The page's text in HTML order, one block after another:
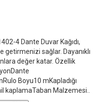
4 Dante Duvar Kağıdı,
getirmenizi sağlar. Dayanıklı
değer katar. Özellik
Boyu10 mKapladığı
kaplamaTaban Malzemesi..